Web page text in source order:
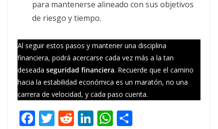
para mantenerse alineado con sus objetivos
de riesgo y tiempo.
Al seguir estos pasos y mantener una disciplina
financiera, podrá acercarse cada vez más a la tan
deseada seguridad financiera. Recuerde que el camino
hacia la estabilidad económica es un maratón, no una
carrera de velocidad, y cada paso cuenta.
F T R Li W